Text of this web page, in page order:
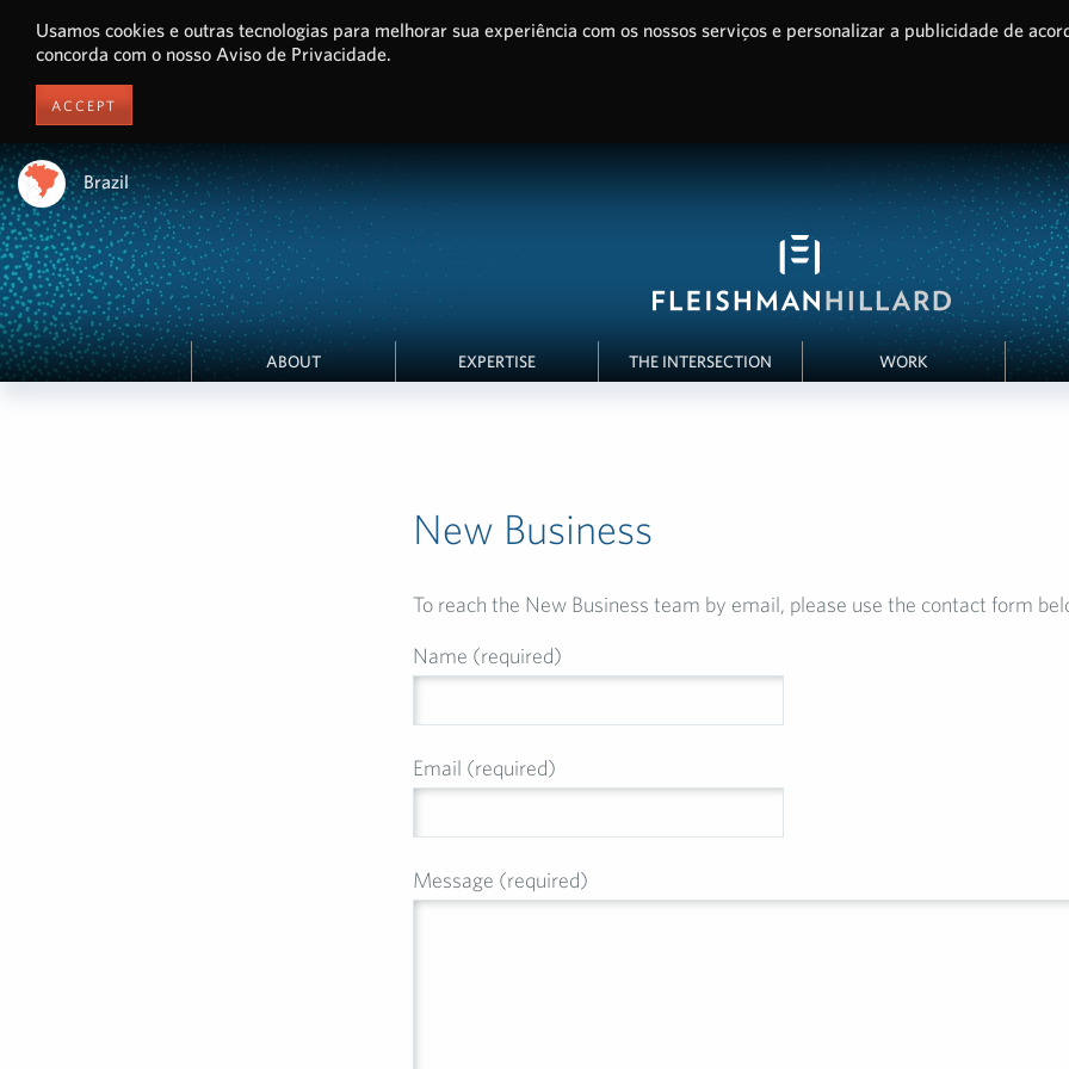
Usamos cookies e outras tecnologias para melhorar sua experiência com os nossos serviços e personalizar a publicidade de
concorda com o nosso Aviso de Privacidade.
ACCEPT
Brazil
ABOUT EXPERTISE THE INTERSECTION WORK
New Business
To reach the New Business team by email, please use the contact form
Name (required)
Email (required)
Message (required)